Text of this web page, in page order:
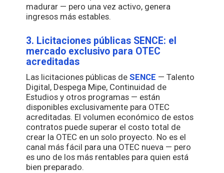
madurar — pero una vez activo, genera
ingresos más estables.
3. Licitaciones públicas SENCE: el
mercado exclusivo para OTEC
acreditadas
Las licitaciones públicas deSENCE — Talento
Digital, Despega Mipe, Continuidad de
Estudios y otros programas — están
disponibles exclusivamente para OTEC
acreditadas. El volumen económico de estos
contratos puede superar el costo total de
crear la OTEC en un solo proyecto. No es el
canal más fácil para una OTEC nueva — pero
es uno de los más rentables para quien está
bien preparado.